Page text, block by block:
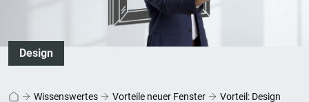
Design
Wissenswertes Vorteile neuer Fenster Vorteil: Design